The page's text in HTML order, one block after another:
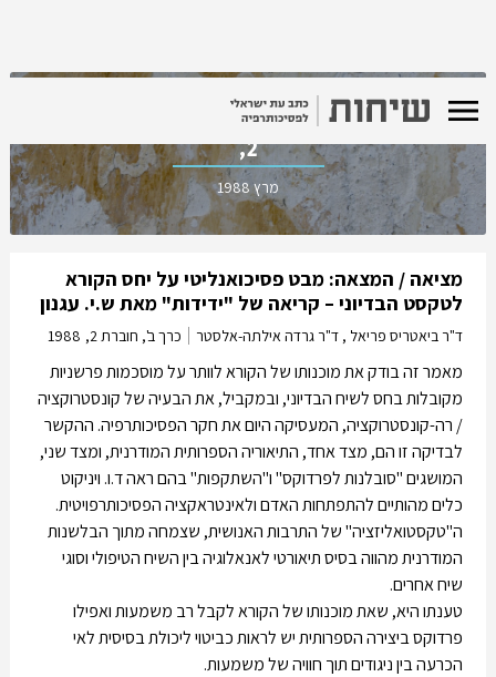
כרך ב', חוברת
2,
מרץ 1988
מציאה / המצאה: מבט פסיכואנליטי על יחס הקורא
לטקסט הבדיוני – קריאה של "ידידות" מאת ש.י. עגנון
ד"ר ביאטריס פריאל , ד"ר גרדה אילתה-אלסטר כרך ב', חוברת 2, 1988
מאמר זה בודק את מוכנותו של הקורא לוותר על מוסכמות פרשניות
מקובלות בחס לשיח הבדיוני, ובמקביל, את הבעיה של קונסטרוקציה
/ רה-קונסטרוקציה, המעסיקה היום את חקר הפסיכותרפיה. ההקשר
לבדיקה זו הם, מצד אחד, התיאוריה הספרותית המודרנית, ומצד שני,
המושגים "סובלנות לפרדוקס" ו"השתקפות" בהם ראה ד.ו. ויניקוט
כלים מהותיים להתפתחות האדם ולאינטראקציה הפסיכותרפויטית.
ה"טקסטואליזציה" של התרבות האנושית, שצמחה מתוך הבלשנות
המודרנית מהווה בסיס תיאורטי לאנאלוגיה בין השיח הטיפולי וסוגי
שיח אחרים.
טענתו היא, שאת מוכנותו של הקורא לקבל רב משמעות ואפילו
פרדוקס ביצירה הספרותית יש לראות כביטוי ליכולת בסיסית לאי
הכרעה בין ניגודים תוך חוויה של משמעות.